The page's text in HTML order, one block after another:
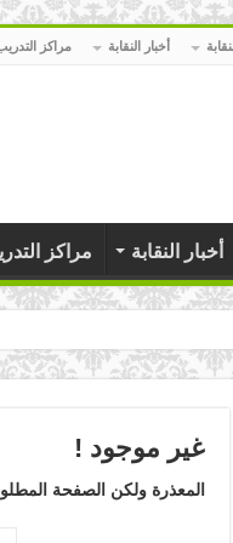
أخبار النقابة مراكز
أخبار النقابة مراكز
غير موجود !
المعذرة ولكن الصفحة